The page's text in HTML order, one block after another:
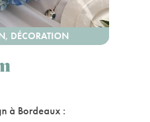
DÉCORATION
à Bordeaux :